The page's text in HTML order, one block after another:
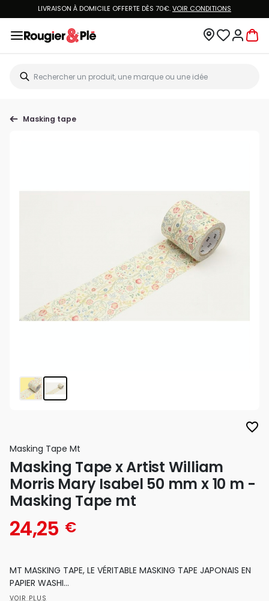
LIVRAISON À DOMICILE OFFERTE DÈS 70€.VOIR CONDITIONS
Masking tape
favorite_border
Masking Tape Mt
Masking Tape x Artist William
Morris Mary Isabel 50 mm x 10 m -
Masking Tape mt
24,25 €
MT MASKING TAPE, LE VÉRITABLE MASKING TAPE JAPONAIS EN
PAPIER WASHI...
VOIR PLUS